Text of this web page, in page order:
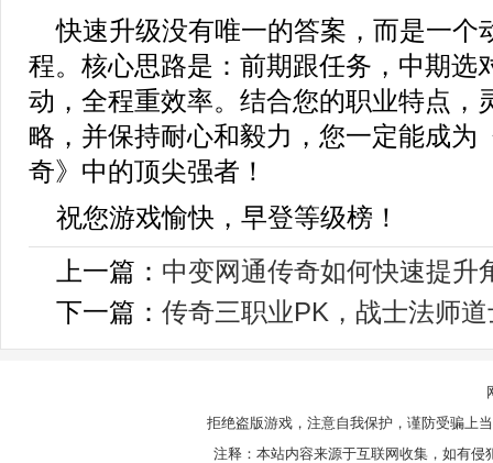
快速升级没有唯一的答案，而是一个
程。核心思路是：前期跟任务，中期选
动，全程重效率。结合您的职业特点，
略，并保持耐心和毅力，您一定能成为
奇》中的顶尖强者！
祝您游戏愉快，早登等级榜！
上一篇： 中变网通传奇如何快速提升
下一篇： 传奇三职业PK，战士法师
拒绝盗版游戏，注意自我保护，谨防受骗上
注释：本站内容来源于互联网收集，如有